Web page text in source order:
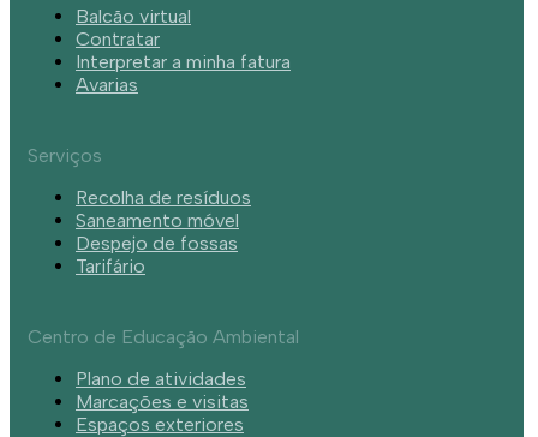
Balcão virtual
Contratar
Interpretar a minha fatura
Avarias
Serviços
Recolha de resíduos
Saneamento móvel
Despejo de fossas
Tarifário
Centro de Educação Ambiental
Plano de atividades
Marcações e visitas
Espaços exteriores